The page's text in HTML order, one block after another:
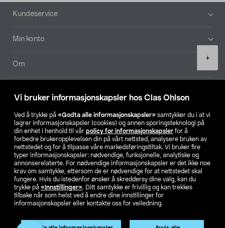
Vi bruker informasjonskapsler hos Clas Ohlson
Ved å trykke på «Godta alle informasjonskapsler» samtykker du i at vi
lagrer informasjonskapsler (cookies) og annen sporingsteknologi på
din enhet i henhold til vår policy for informasjonskapsler for å
forbedre brukeropplevelsen din på vårt nettsted, analysere bruken av
nettstedet og for å tilpasse våre markedsføringstiltak. Vi bruker fire
typer informasjonskapsler: nødvendige, funksjonelle, analytiske og
annonserelaterte. For nødvendige informasjonskapsler er det ikke noe
krav om samtykke, ettersom de er nødvendige for at nettstedet skal
fungere. Hvis du istedenfor ønsker å skreddersy dine valg, kan du
trykke på «Innstillinger». Ditt samtykke er frivillig og kan trekkes
tilbake når som helst ved å endre dine innstillinger for
informasjonskapsler eller kontakte oss for veiledning.
+
Bunntekst
Kundeservice
Min konto
Om
Våre selskaper
Finn din butikk
SE NO FI